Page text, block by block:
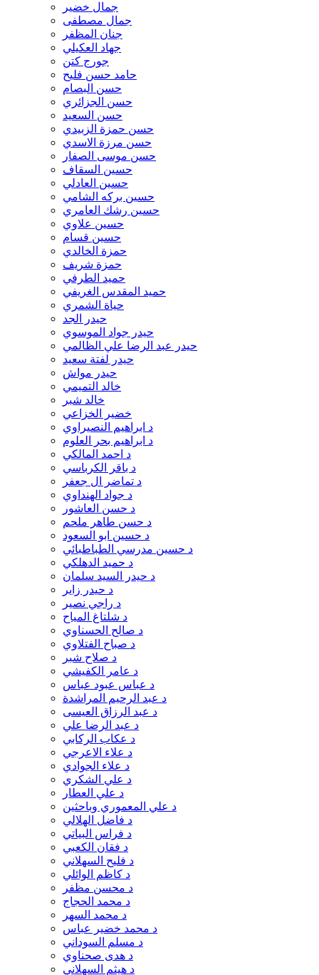
د فليح السهلاني
د كاظم الوائلي
د محسن مظفر
د محمد الحجاج
د محمد السهر
د محمد خضير عباس
د مسلم السوداني
د هدى صحناوي
د هيثم السهلاني
د وجدان التميمي
د. انعام الهاشمي
د. أبى الخير حافظ الدليمي
د. احمد البغدادي
د. احمد التميمي
د. احمد السعيدي
د. احمد المنصوري
د. ايناس الربيعي
د. بتول فاروق
د. ثامر السعدون
د. جعفر هادي حسن
د. جميل البدر
د. حسن لطيف الزبيدي
د. حكمت شبر
د. حميد احمد و د. عكاب الركابي
د. حيدر الجبوري و د. محمد باقر البهادلي
د. حيدر السهلاني
د. حيدر اللامي
د. حيدر داخل الخزاعي
د. رحيم البهادلي
د. رفعت إسوادي الناشي
د. رياض الفتلاوي
د. زهير الحسني
د. سلام الابراهيمي
د. سلام المالكي
د. سلام جبار شهاب
د. صلاح الفرطوسي
د. صلاح جواد شبر
د. عاصم الجبوري
د. عباس الامامي
د. عبد الامير الرفيعي
د. عبد الجبار ناجي
د. عبد الحسين عواد
د. عبد الرزاق محسن
د. عبد الرضا علي
د. عبد الكريم الزبيدي
د. عدنان ثامر
د. عطور الموسوي
د. علي السعيدي
د. علي السعيدي و د. هادي السعيدي
د. علي شمخي الفتلاوي
د. علي طاهر الحمود
د. علي فيصل العامري
د. عماد بدران
د. عماد صلاح الشيخ داود محمد العجاتي نصاف
البراهمي
د. عواطف محمد فالح
د. غياث البحراني
د. فاطمة السلامي
د. قصي عسكر
د. كاظم الخالدي
د. كاظم الوائلي
د. كريم حسن الخالدي
د. لورنس يحيى صالح - من ظر سلمان الجوراني
د. مجيد ناجي
د. محسن المظفر
د. محسن مظفر
د. محمد النويني
د. محمد حسن دخيل
د. محمد محمد علي
د. مصدق الحبيب
د. ميثم الجنابي
جمال خضير
جمال مصطفى
جنان المظفر
جهاد العكيلي
جورج كتن
حامد حسن فليح
حسن البصام
حسن الجزائري
حسن السعيد
حسن حمزة الزبيدي
حسن مرزة الاسدي
حسن موسى الصفار
حسين السقاف
حسين العادلي
حسين بركه الشامي
حسين رشك العامري
حسين علاوي
حسين قسام
حمزة الخالدي
حمزة شريف
حميد الطرفي
حميد المقدس الغريفي
حياة الشمري
حيدر الجد
حيدر جواد الموسوي
حيدر عبد الرضا علي الظالمي
حيدر لفتة سعيد
حيدر مواش
خالد التميمي
خالد شبر
خضير الخزاعي
د ابراهيم النصيراوي
د ابراهيم بحر العلوم
د احمد المالكي
د باقر الكرباسي
د تماضر ال جعفر
د جواد الهنداوي
د حسن العاشور
د حسن طاهر ملحم
د حسين ابو السعود
د حسين مدرسي الطباطبائي
د حميد الدهلكي
د حيدر السيد سلمان
د حيدر زاير
د راجي نصير
د شلتاغ المياح
د صالح الحسناوي
د صباح الفتلاوي
د صلاح شبر
د عامر الكفيشي
د عباس عبود عباس
د عبد الرحيم المراشدة
د عبد الرزاق العيسى
د عبد الرضا علي
د عكاب الركابي
د علاء الاعرجي
د علاء الجوادي
د علي الشكري
د علي العطار
د علي المعموري وباحثين
د فاضل الهلالي
د فراس البياتي
د فقان الكعبي
د فليح السهلاني
د كاظم الوائلي
د محسن مظفر
د محمد الحجاج
د محمد السهر
د محمد خضير عباس
د مسلم السوداني
د هدى صحناوي
د هيثم السهلاني